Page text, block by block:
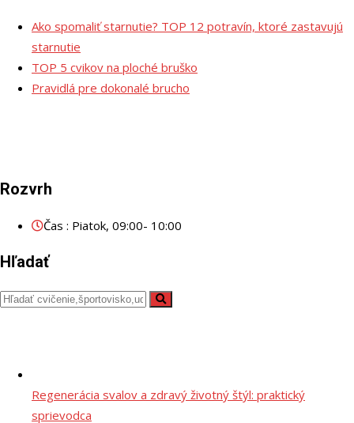
Ako spomaliť starnutie? TOP 12 potravín, ktoré zastavujú
starnutie
TOP 5 cvikov na ploché bruško
Pravidlá pre dokonalé brucho
Rozvrh
Čas : Piatok, 09:00- 10:00
Hľadať
Regenerácia svalov a zdravý životný štýl: praktický
sprievodca